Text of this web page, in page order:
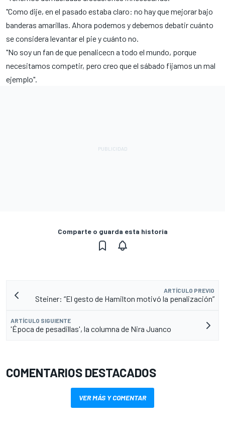
"Como dije, en el pasado estaba claro: no hay que mejorar bajo
banderas amarillas. Ahora podemos y debemos debatir cuánto
se considera levantar el pie y cuánto no.
"No soy un fan de que penalicecn a todo el mundo, porque
necesitamos competir, pero creo que el sábado fijamos un mal
ejemplo".
Comparte o guarda esta historia
ARTÍCULO PREVIO
Steiner: “El gesto de Hamilton motivó la penalización”
ARTÍCULO SIGUIENTE
'Época de pesadillas', la columna de Nira Juanco
COMENTARIOS DESTACADOS
VER MÁS Y COMENTAR